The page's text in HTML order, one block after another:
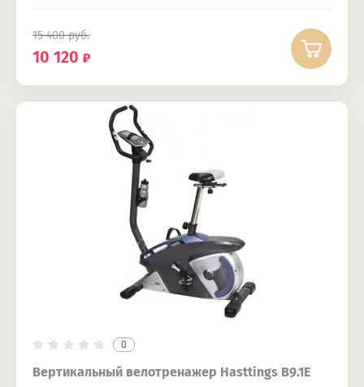
15 400руб.
10 120
0
Вертикальный велотренажер Hasttings B9.1E